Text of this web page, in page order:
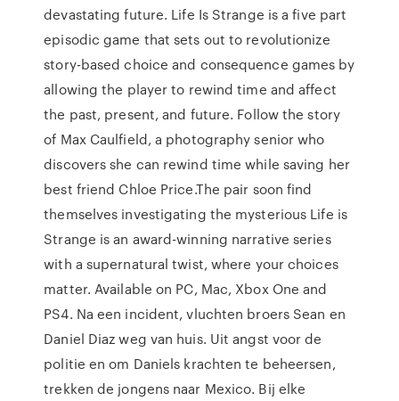
devastating future. Life Is Strange is a five part
episodic game that sets out to revolutionize
story-based choice and consequence games by
allowing the player to rewind time and affect
the past, present, and future. Follow the story
of Max Caulfield, a photography senior who
discovers she can rewind time while saving her
best friend Chloe Price.The pair soon find
themselves investigating the mysterious Life is
Strange is an award-winning narrative series
with a supernatural twist, where your choices
matter. Available on PC, Mac, Xbox One and
PS4. Na een incident, vluchten broers Sean en
Daniel Diaz weg van huis. Uit angst voor de
politie en om Daniels krachten te beheersen,
trekken de jongens naar Mexico. Bij elke